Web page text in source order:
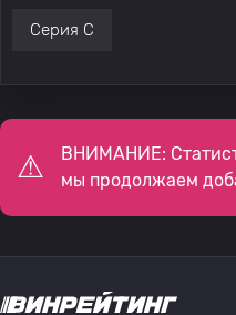
Серия C
ВНИМАНИЕ:
мы продолжаем